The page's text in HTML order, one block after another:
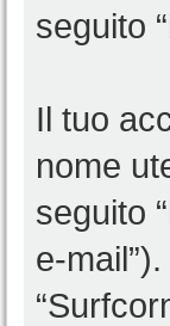
seguito
Il tuo
nome
seguito
e-